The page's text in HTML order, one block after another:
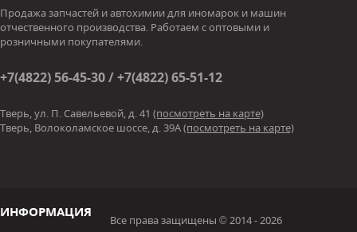
Продажа запчастей и автохимии для иномарок и машин
отчественного производства. Работаем с оптовыми и
розничными покупателями.
+7(4822) 56-45-30 / +7(4822) 65-51-12
Тверь, ул. П. Савельевой, д. 41 (посмотреть на карте)
Тверь, Волоколамское шоссе, д. 39А(посмотреть на карте)
ИНФОРМАЦИЯ
Все права защищены © 2014 - 2026